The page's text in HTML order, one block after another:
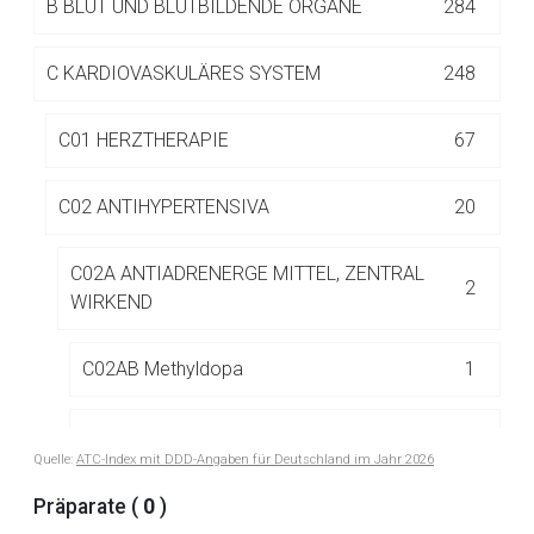
B BLUT UND BLUTBILDENDE ORGANE 284
C KARDIOVASKULÄRES SYSTEM 248
C01 HERZTHERAPIE 67
C02 ANTIHYPERTENSIVA 20
C02A ANTIADRENERGE MITTEL, ZENTRAL
WIRKEND
2
C02AB Methyldopa 1
C02C ANTIADRENERGE MITTEL, PERIPHER
Quelle: ATC-Index mit DDD-Angaben für Deutschland im Jahr 2026
Präparate ( 0 )
Zurück zur rote-liste.de Zur Seite